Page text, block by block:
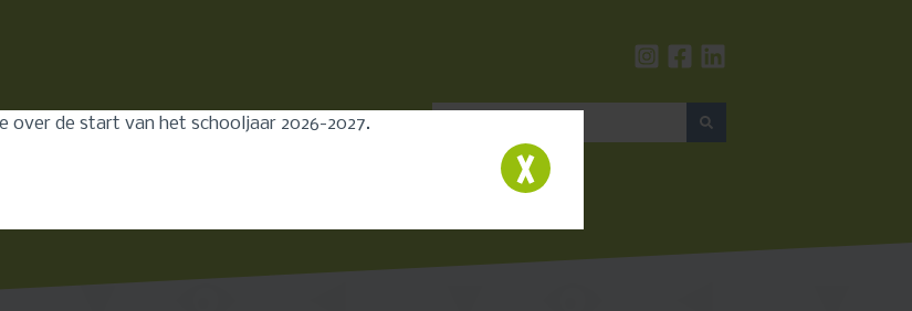
over de start van het schooljaar 2026-2027.
Leerlingen Ouders Medewerkers